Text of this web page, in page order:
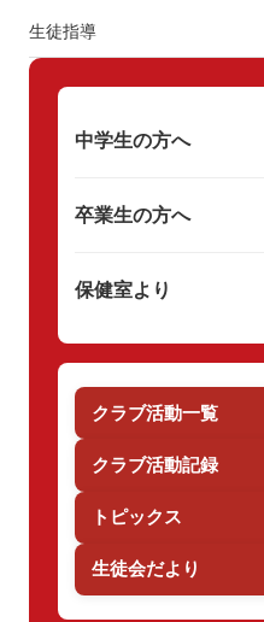
生徒指導
中学生の方へ
卒業生の方へ
保健室より
クラブ活動一覧
クラブ活動記録
トピックス
生徒会だより